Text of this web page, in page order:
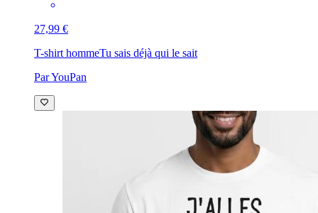
27,99 €
T-shirt hommeTu sais déjà qui le sait
Par YouPan